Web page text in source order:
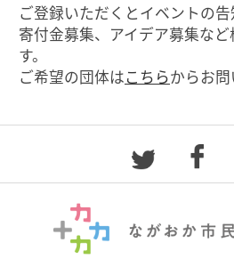
ご登録いただくとイベントの告
寄付金募集、アイデア募集な
す。
ご希望の団体はこちらからお問